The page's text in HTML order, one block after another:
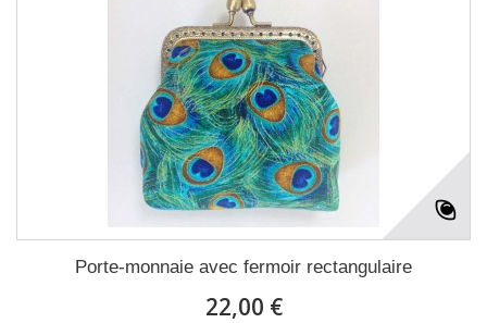
Porte-monnaie avec fermoir rectangulaire
22,00 €